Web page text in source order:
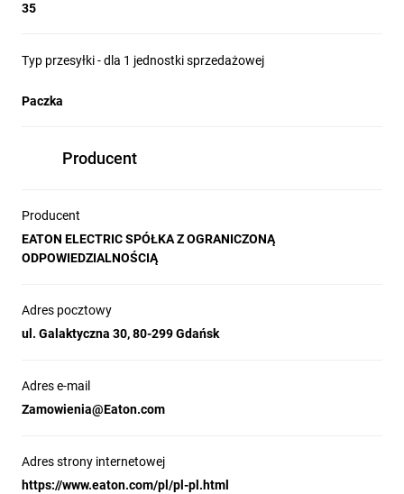
35
Typ przesyłki - dla 1 jednostki sprzedażowej
Paczka
Producent
Producent
EATON ELECTRIC SPÓŁKA Z OGRANICZONĄ
ODPOWIEDZIALNOŚCIĄ
Adres pocztowy
ul. Galaktyczna 30, 80-299 Gdańsk
Adres e-mail
Zamowienia@Eaton.com
Adres strony internetowej
https://www.eaton.com/pl/pl-pl.html